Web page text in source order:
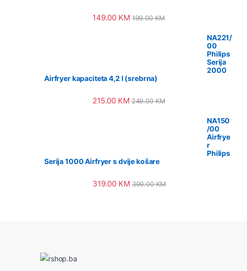
149.00 KM 199.00KM
NA221/
00
Philips
Serija
2000
Airfryer kapaciteta 4,2 l (srebrna)
215.00 KM 249.00KM
NA150
/00
Airfrye
r
Philips
Serija 1000 Airfryer s dvije košare
319.00 KM 399.00KM